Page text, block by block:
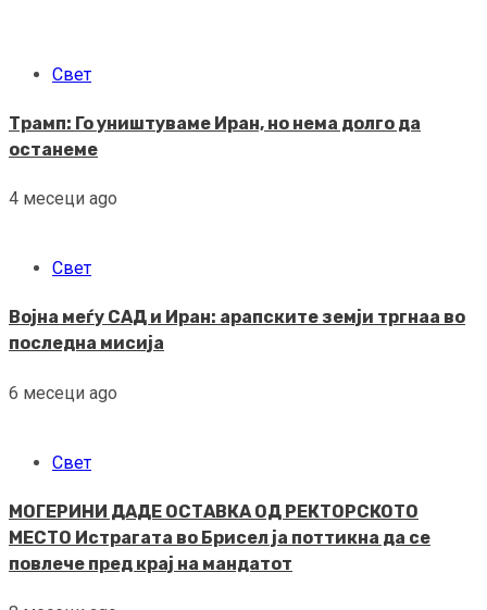
Свет
Трамп: Го уништуваме Иран, но нема долго да
останеме
4 месеци ago
Свет
Војна меѓу САД и Иран: арапските земји тргнаа во
последна мисија
6 месеци ago
Свет
МОГЕРИНИ ДАДЕ ОСТАВКА ОД РЕКТОРСКОТО
МЕСТО Истрагата во Брисел ја поттикна да се
повлече пред крај на мандатот